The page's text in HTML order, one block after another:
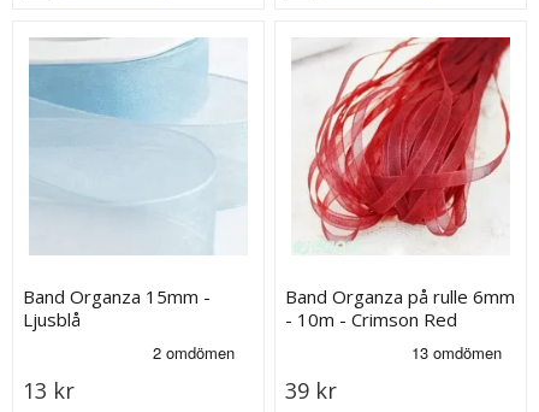
Band Organza 15mm -
Ljusblå
13 kr
Band Organza på rulle 6mm
- 10m - Crimson Red
39 kr